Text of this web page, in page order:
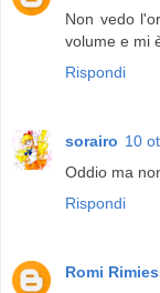
Non vedo
volume e mi
Rispondi
sorairo 10
Oddio ma
Rispondi
Romi